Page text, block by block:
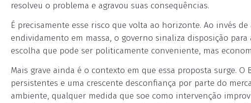
resolveu o problema e agravou suas consequências.
É precisamente esse risco que volta ao horizonte. Ao invés
endividamento em massa, o governo sinaliza disposição
escolha que pode ser politicamente conveniente, mas
Mais grave ainda é o contexto em que essa proposta surge.
persistentes e uma crescente desconfiança por parte do
ambiente, qualquer medida que soe como intervenção